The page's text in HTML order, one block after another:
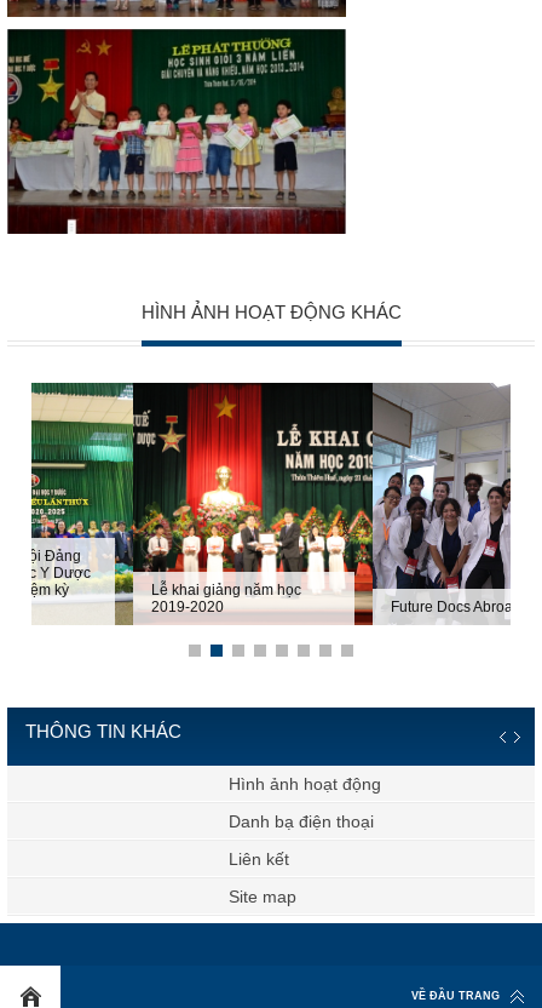
HÌNH ẢNH HOẠT ĐỘNG KHÁC
Lễ khai giảng năm học
2019-2020
Future Docs Abroad
THÔNG TIN KHÁC
VỀ ĐẦU TRANG